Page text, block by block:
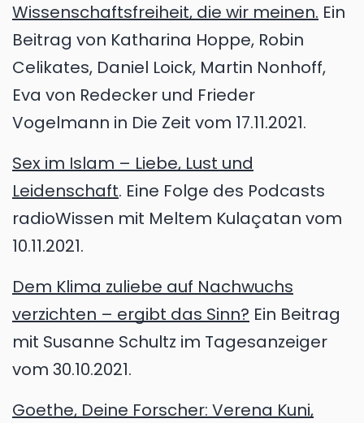
Wissenschaftsfreiheit, die wir meinen. Ein
Beitrag von Katharina Hoppe, Robin
Celikates, Daniel Loick, Martin Nonhoff,
Eva von Redecker und Frieder
Vogelmann in Die Zeit vom 17.11.2021.
Sex im Islam – Liebe, Lust und
Leidenschaft. Eine Folge des Podcasts
radioWissen mit Meltem Kulaçatan vom
10.11.2021.
Dem Klima zuliebe auf Nachwuchs
verzichten – ergibt das Sinn? Ein Beitrag
mit Susanne Schultz im Tagesanzeiger
vom 30.10.2021.
Goethe, Deine Forscher: Verena Kuni,